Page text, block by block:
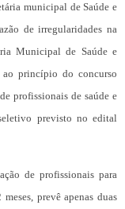
municipal de Saúde e
de irregularidades na
Municipal de Saúde e
ao princípio do concurso
profissionais de saúde e
previsto no edital
de profissionais para
prevê apenas duas